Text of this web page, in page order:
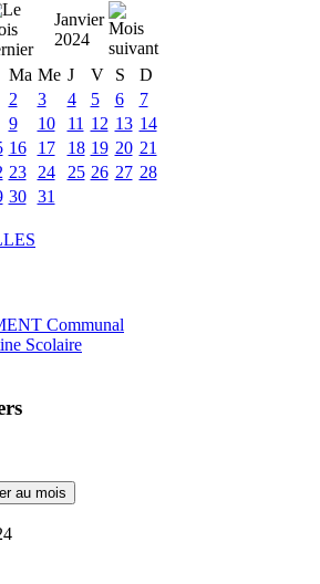
Janvier
2024
Ma Me J V S
D
2 3 4 5 6
7
9 10 11 12 13 14
16 17 18 19 20 21
23 24 25 26 27 28
30 31
Communal
Scolaire
au mois